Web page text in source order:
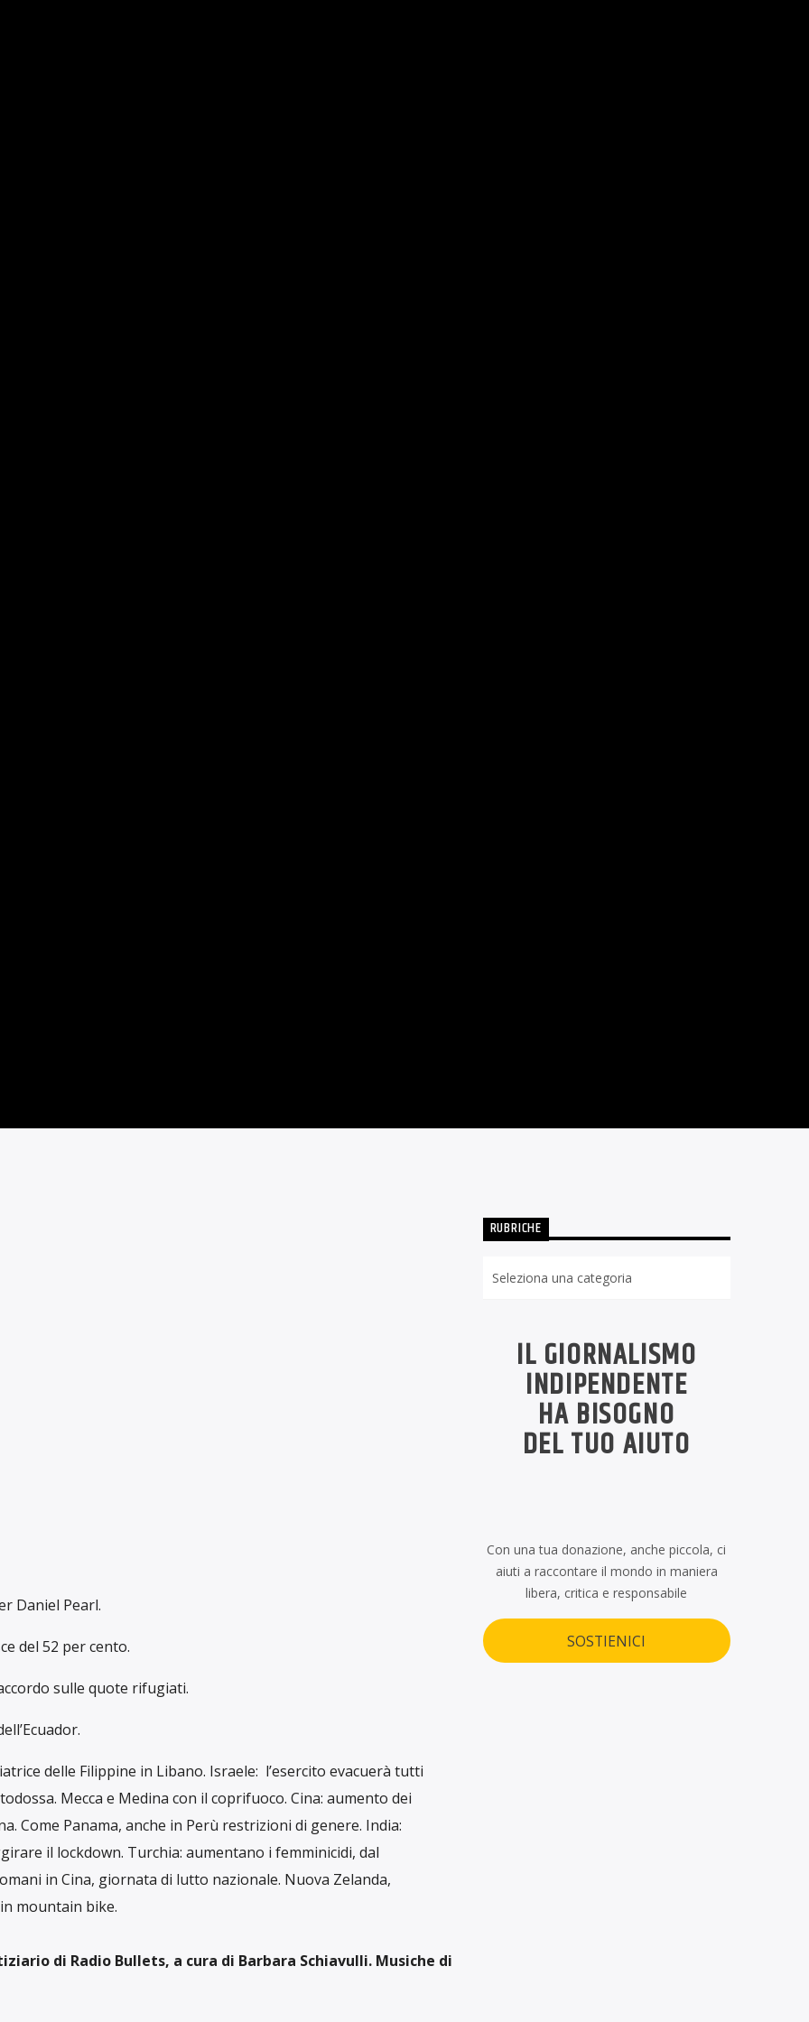
Daniel Pearl.
del 52 per cento.
sulle quote rifugiati.
delle Filippine in Libano. Israele: l’esercito evacuerà tutti
Mecca e Medina con il coprifuoco. Cina: aumento dei
Come Panama, anche in Perù restrizioni di genere. India:
il lockdown. Turchia: aumentano i femminicidi, dal
in Cina, giornata di lutto nazionale. Nuova Zelanda,
mountain bike.
di Radio Bullets, a cura di Barbara Schiavulli. Musiche di
RUBRICHE
IL GIORNALISMO
INDIPENDENTE
HA BISOGNO
DEL TUO AIUTO
Con una tua donazione, anche piccola, ci
aiuti a raccontare il mondo in maniera
libera, critica e responsabile
SOSTIENICI